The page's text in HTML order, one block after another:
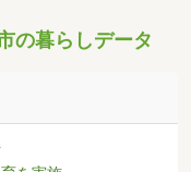
の暮らしデータ